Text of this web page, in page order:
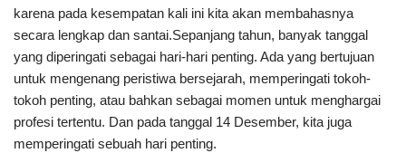
karena pada kesempatan kali ini kita akan membahasnya
secara lengkap dan santai.Sepanjang tahun, banyak tanggal
yang diperingati sebagai hari-hari penting. Ada yang bertujuan
untuk mengenang peristiwa bersejarah, memperingati tokoh-
tokoh penting, atau bahkan sebagai momen untuk menghargai
profesi tertentu. Dan pada tanggal 14 Desember, kita juga
memperingati sebuah hari penting.